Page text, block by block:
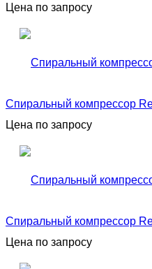
Цена по запросу
Спиральный компрессор
Цена по запросу
Спиральный компрессор
Цена по запросу